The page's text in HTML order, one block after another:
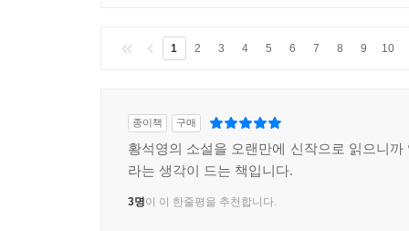
1 2 3 4 5 6 7 8 9 10
종이책 구매
황석영의 소설을 오랜만에 신작으로 읽으니까
라는 생각이 드는 책입니다.
3명이 이 한줄평을 추천합니다.